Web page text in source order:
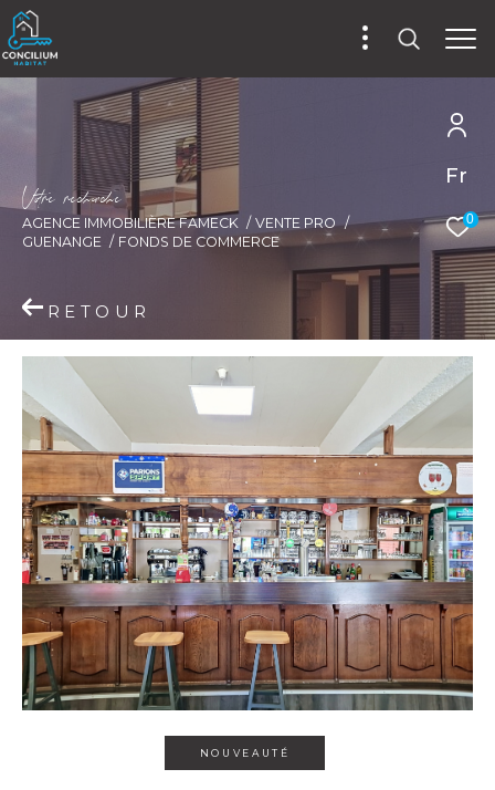
Fr
0
Vore recece
AGENCE IMMOBILIÈRE FAMECK
VENTE PRO
GUENANGE
FONDS DE COMMERCE
RETOUR
NOUVEAUTÉ